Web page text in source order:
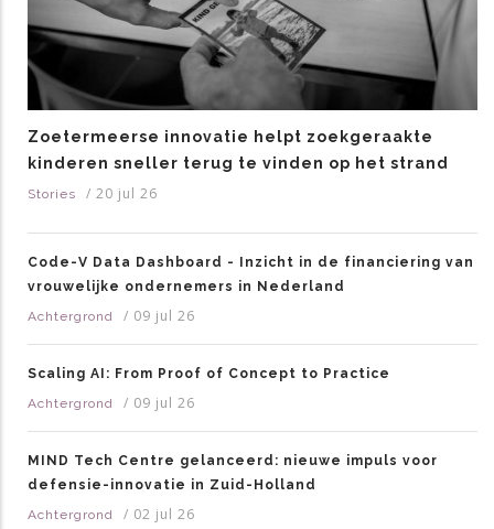
Zoetermeerse innovatie helpt zoekgeraakte
kinderen sneller terug te vinden op het strand
Stories / 20 jul 26
Code-V Data Dashboard - Inzicht in de financiering van
vrouwelijke ondernemers in Nederland
Achtergrond
/ 09 jul 26
Scaling AI: From Proof of Concept to Practice
Achtergrond
/ 09 jul 26
MIND Tech Centre gelanceerd: nieuwe impuls voor
defensie-innovatie in Zuid-Holland
Achtergrond
/ 02 jul 26